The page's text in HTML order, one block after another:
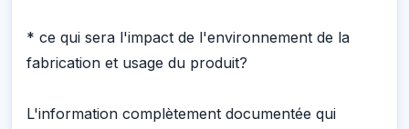
* ce qui sera l'impact de l'environnement de la
fabrication et usage du produit?
L'information complètement documentée qui